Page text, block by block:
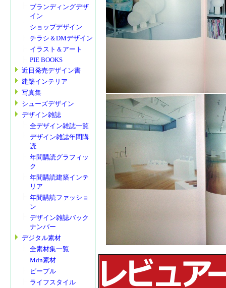
ブランディングデザ
イン
ショップデザイン
チラシ＆DMデザイン
イラスト＆アート
PIE BOOKS
近日発売デザイン書
建築インテリア
写真集
シューズデザイン
デザイン雑誌
全デザイン雑誌一覧
デザイン雑誌年間購
読
年間購読グラフィッ
ク
年間購読建築インテ
リア
年間購読ファッショ
ン
デザイン雑誌バック
ナンバー
デジタル素材
全素材集一覧
Mdn素材
ピープル
ライフスタイル